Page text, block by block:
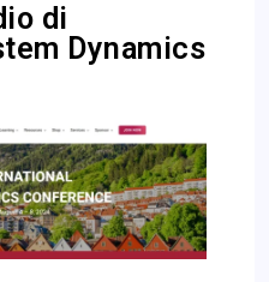
di
Dynamics